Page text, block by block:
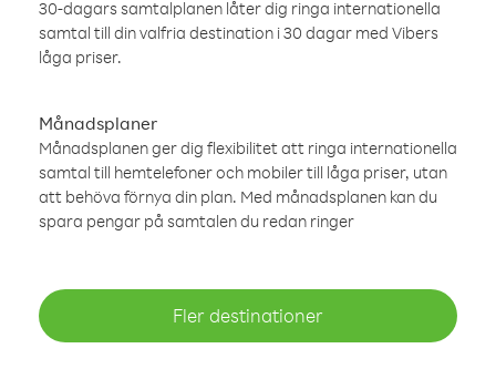
30-dagars samtalplanen låter dig ringa internationella
samtal till din valfria destination i 30 dagar med Vibers
låga priser.
Månadsplaner
Månadsplanen ger dig flexibilitet att ringa internationella
samtal till hemtelefoner och mobiler till låga priser, utan
att behöva förnya din plan. Med månadsplanen kan du
spara pengar på samtalen du redan ringer
Fler destinationer